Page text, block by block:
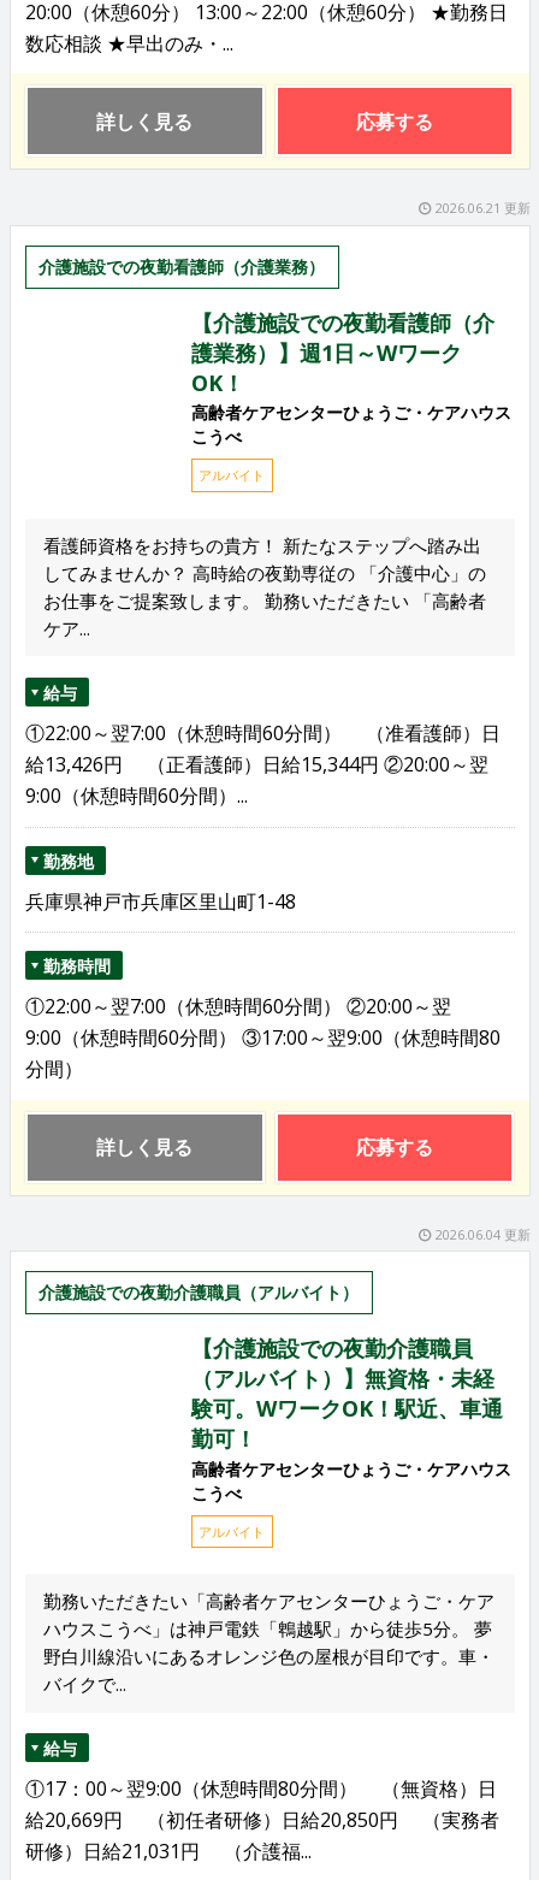
20:00（休憩60分） 13:00～22:00（休憩60分） ★勤務日
数応相談 ★早出のみ・...
詳しく見る 応募する
2026.06.21 更新
介護施設での夜勤看護師（介護業務）
【介護施設での夜勤看護師（介
護業務）】週1日～Wワーク
OK！
高齢者ケアセンターひょうご・ケアハウス
こうべ
アルバイト
看護師資格をお持ちの貴方！ 新たなステップへ踏み出
してみませんか？ 高時給の夜勤専従の 「介護中心」の
お仕事をご提案致します。 勤務いただきたい 「高齢者
ケア...
給与
①22:00～翌7:00（休憩時間60分間） （准看護師）日
給13,426円 （正看護師）日給15,344円 ②20:00～翌
9:00（休憩時間60分間）...
勤務地
兵庫県神戸市兵庫区里山町1-48
勤務時間
①22:00～翌7:00（休憩時間60分間） ②20:00～翌
9:00（休憩時間60分間） ③17:00～翌9:00（休憩時間80
分間）
詳しく見る 応募する
2026.06.04 更新
介護施設での夜勤介護職員（アルバイト）
【介護施設での夜勤介護職員
（アルバイト）】無資格・未経
験可。WワークOK！駅近、車通
勤可！
高齢者ケアセンターひょうご・ケアハウス
こうべ
アルバイト
勤務いただきたい「高齢者ケアセンターひょうご・ケア
ハウスこうべ」は神戸電鉄「鵯越駅」から徒歩5分。 夢
野白川線沿いにあるオレンジ色の屋根が目印です。車・
バイクで...
給与
①17：00～翌9:00（休憩時間80分間） （無資格）日
給20,669円 （初任者研修）日給20,850円 （実務者
研修）日給21,031円 （介護福...